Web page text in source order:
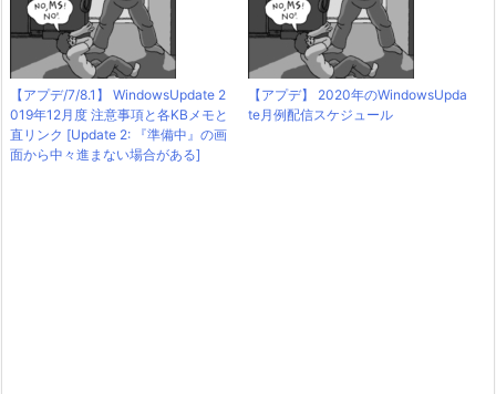
【アプデ/7/8.1】 WindowsUpdate 2
019年12月度 注意事項と各KBメモと
直リンク [Update 2: 『準備中』の画
面から中々進まない場合がある]
【アプデ】 2020年のWindowsUpda
te月例配信スケジュール